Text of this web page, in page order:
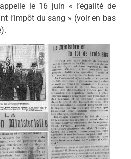
le 16 juin « l’égalité de
l’impôt du sang » (voir en bas